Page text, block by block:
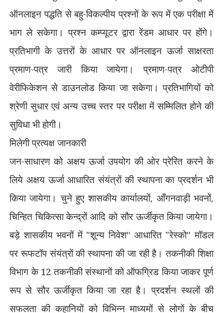
ऑनलाइन पद्धति से बहु-विकल्पीय प्रश्नों के रूप में एक परीक्षा में
भाग ले सकेगा। प्रश्न कम्प्यूटर द्वारा रेंडम आधार पर होंगे।
प्रतिभागी के उत्तरों के आधार पर ऑनलाइन ऊर्जा साक्षरता
प्रमाण-पत्र जारी किया जायेगा। प्रमाण-पत्र ओटीपी
वेरीफिकेशन से डाउनलोड किया जा सकेगा। प्रतिभागियों को
श्रेणी सुधार एवं अन्य उच्च स्तर पर परीक्षा में सम्मिलित होने की
सुविधा भी होगी।
मिलेगी प्रत्यक्ष जानकारी
जन-साधारण को अक्षय ऊर्जा उपयोग की ओर प्रेरित करने के
लिये अक्षय ऊर्जा आधारित संयंत्रों की स्थापना का प्रदर्शन भी
किया जायेगा। चुने हुए शासकीय कार्यालयों, आँगनवाड़ी भवनों,
चिन्हित चिकित्सा केन्द्रों आदि को सौर ऊर्जीकृत किया जायेगा।
बड़े शासकीय भवनों में "शून्य निवेश'' आधारित "रेस्को''मॉडल
पर रूफटॉप संयंत्रों की स्थापना की जा रही है। तकनीकी शिक्षा
विभाग के 12 तकनीकी संस्थानों को ऑफग्रिड किया जाकर पूर्ण
रूप से सौर ऊर्जीकृत किया जा रहा है। प्रदर्शन स्थलों की
सफलता की कहानियों को विभिन्न माध्यमों से लोगों के बीच